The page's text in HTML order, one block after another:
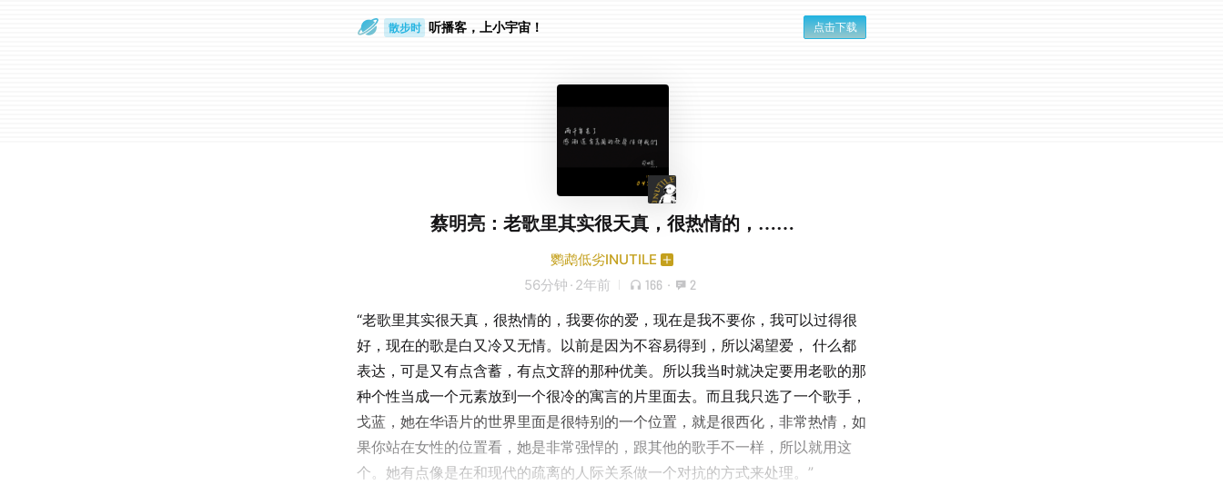
散步时 听播客，上小宇宙！ 点击下载
蔡明亮：老歌里其实很天真，很热情的，……
鹦鹉低劣INUTILE
56分钟 · 2年前 166 · 2
“老歌里其实很天真，很热情的，我要你的爱，现在是我不要你，我可以过得很
好，现在的歌是白又冷又无情。以前是因为不容易得到，所以渴望爱， 什么都
表达，可是又有点含蓄，有点文辞的那种优美。所以我当时就决定要用老歌的那
种个性当成一个元素放到一个很冷的寓言的片里面去。而且我只选了一个歌手，
戈蓝，她在华语片的世界里面是很特别的一个位置，就是很西化，非常热情，如
果你站在女性的位置看，她是非常强悍的，跟其他的歌手不一样，所以就用这
个。她有点像是在和现代的疏离的人际关系做一个对抗的方式来处理。”